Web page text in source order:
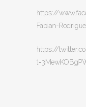
https://
Fabian-
https://